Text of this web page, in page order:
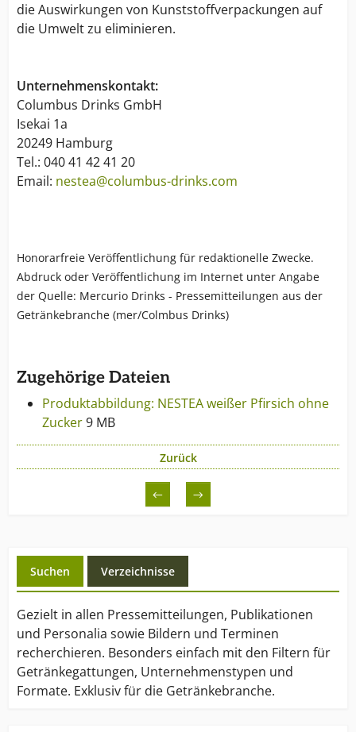
die Auswirkungen von Kunststoffverpackungen auf
die Umwelt zu eliminieren.
Unternehmenskontakt:
Columbus Drinks GmbH
Isekai 1a
20249 Hamburg
Tel.: 040 41 42 41 20
Email: nestea@columbus-drinks.com
Honorarfreie Veröffentlichung für redaktionelle Zwecke.
Abdruck oder Veröffentlichung im Internet unter Angabe
der Quelle: Mercurio Drinks - Pressemitteilungen aus der
Getränkebranche (mer/Colmbus Drinks)
Zugehörige Dateien
Produktabbildung: NESTEA weißer Pfirsich ohne
Zucker9 MB
Zurück
← →
Suchen Verzeichnisse
Gezielt in allen Pressemitteilungen, Publikationen
und Personalia sowie Bildern und Terminen
recherchieren. Besonders einfach mit den Filtern für
Getränkegattungen, Unternehmenstypen und
Formate. Exklusiv für die Getränkebranche.